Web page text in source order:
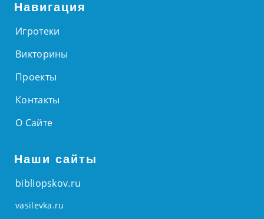
Навигация
Игротеки
Викторины
Проекты
Контакты
О Сайте
Наши сайты
bibliopskov.ru
vasilevka.ru